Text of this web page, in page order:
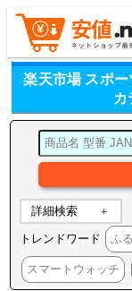
楽天市場 スポ
カ
詳細検索
トレンドワード ふ
スマートウォッチ